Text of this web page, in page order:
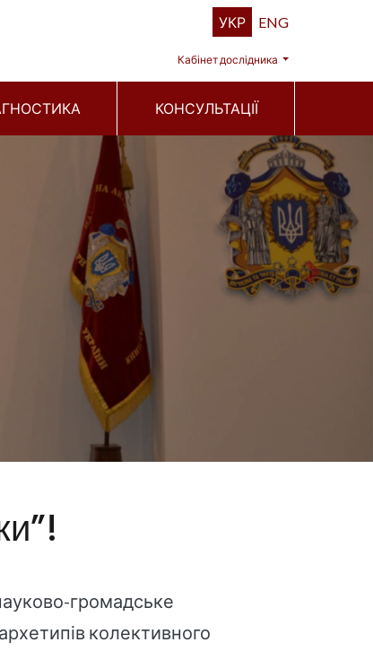
УКР ENG
Кабінет дослідника
КОНСУЛЬТАЦІЇ
Next
громадське
колективного